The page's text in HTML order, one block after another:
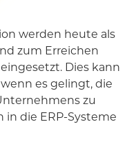
werden heute als
zum Erreichen
Dies kann
es gelingt, die
zu
die ERP-Systeme